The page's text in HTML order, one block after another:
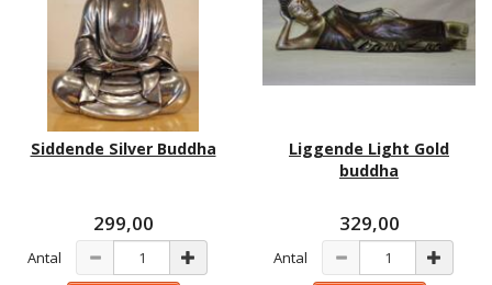
Siddende Silver Buddha
299,00
Antal
Liggende Light Gold
buddha
329,00
Antal